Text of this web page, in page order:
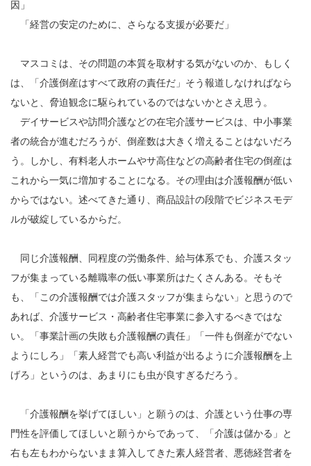
因」
「経営の安定のために、さらなる支援が必要だ」
マスコミは、その問題の本質を取材する気がないのか、もしく
は、「介護倒産はすべて政府の責任だ」そう報道しなければなら
ないと、脅迫観念に駆られているのではないかとさえ思う。
デイサービスや訪問介護などの在宅介護サービスは、中小事業
者の統合が進むだろうが、倒産数は大きく増えることはないだろ
う。しかし、有料老人ホームやサ高住などの高齢者住宅の倒産は
これから一気に増加することになる。その理由は介護報酬が低い
からではない。述べてきた通り、商品設計の段階でビジネスモデ
ルが破綻しているからだ。
同じ介護報酬、同程度の労働条件、給与体系でも、介護スタッ
フが集まっている離職率の低い事業所はたくさんある。そもそ
も、「この介護報酬では介護スタッフが集まらない」と思うので
あれば、介護サービス・高齢者住宅事業に参入するべきではな
い。「事業計画の失敗も介護報酬の責任」「一件も倒産がでない
ようにしろ」「素人経営でも高い利益が出るように介護報酬を上
げろ」というのは、あまりにも虫が良すぎるだろう。
「介護報酬を挙げてほしい」と願うのは、介護という仕事の専
門性を評価してほしいと願うからであって、「介護は儲かる」と
右も左もわからないまま算入してきた素人経営者、悪徳経営者を